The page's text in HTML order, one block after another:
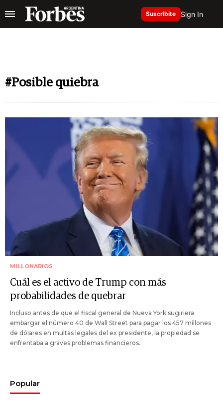
Suscribite Sign In
#Posible quiebra
MILLONARIOS
Cuál es el activo de Trump con más
probabilidades de quebrar
Incluso antes de que el fiscal general de Nueva York sugiriera
embargar el número 40 de Wall Street para pagar los 457 millones
de dólares en multas legales del ex presidente, la propiedad se
enfrentaba a graves problemas financieros.
Popular